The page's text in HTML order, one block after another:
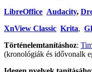
LibreOffice Audacity,
XnView Classic Krita,
Történelemtanításhoz:
(kronológiák és idővonalk